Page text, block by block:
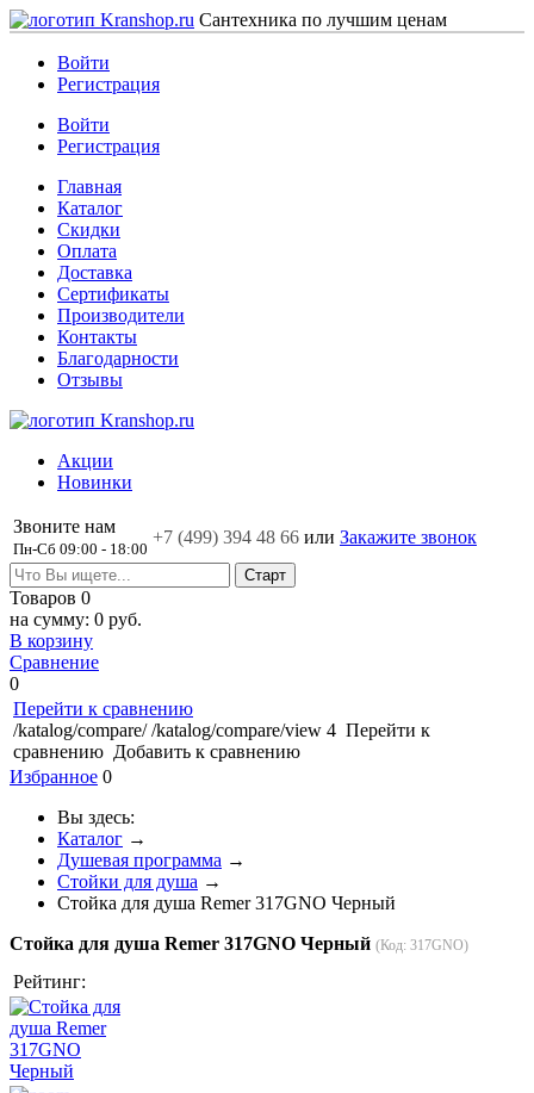
Сантехника по лучшим ценам
Войти
Регистрация
Войти
Регистрация
Главная
Каталог
Скидки
Оплата
Доставка
Сертификаты
Производители
Контакты
Благодарности
Отзывы
Акции
Новинки
Звоните нам
Пн-Сб 09:00 - 18:00
+7 (499) 394 48 66 или Закажите звонок
Товаров 0
на сумму: 0 руб.
В корзину
Сравнение
0
Перейти к сравнению
/katalog/compare/ /katalog/compare/view 4 Перейти к
сравнению Добавить к сравнению
Избранное 0
Вы здесь:
Каталог →
Душевая программа →
Стойки для душа →
Стойка для душа Remer 317GNO Черный
Стойка для душа Remer 317GNO Черный (Код: 317GNO)
Рейтинг: